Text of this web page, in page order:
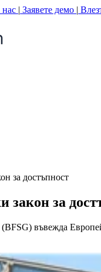
нас | Заявете демо |
за достъпност
закон за
въвежда